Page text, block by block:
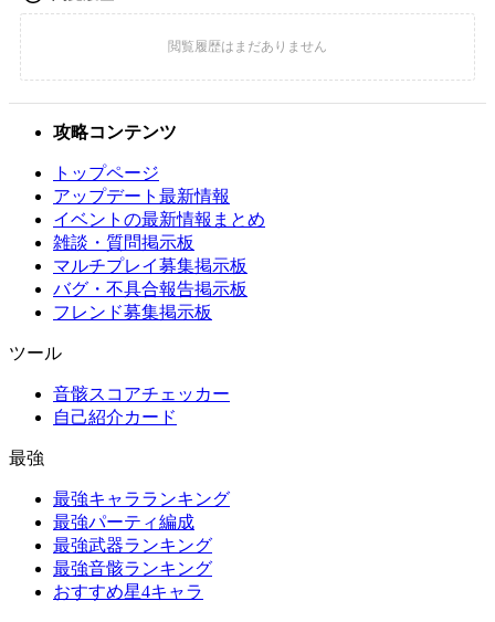
攻略コンテンツ
トップページ
アップデート最新情報
イベントの最新情報まとめ
雑談・質問掲示板
マルチプレイ募集掲示板
バグ・不具合報告掲示板
フレンド募集掲示板
ツール
音骸スコアチェッカー
自己紹介カード
最強
最強キャラランキング
最強パーティ編成
最強武器ランキング
最強音骸ランキング
おすすめ星4キャラ